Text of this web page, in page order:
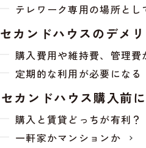
テレワーク専用の場所とし
セカンドハウスのデメ
購入費用や維持費、管理費
定期的な利用が必要になる
セカンドハウス購入前
購入と賃貸どっちが有利？
一軒家かマンションか